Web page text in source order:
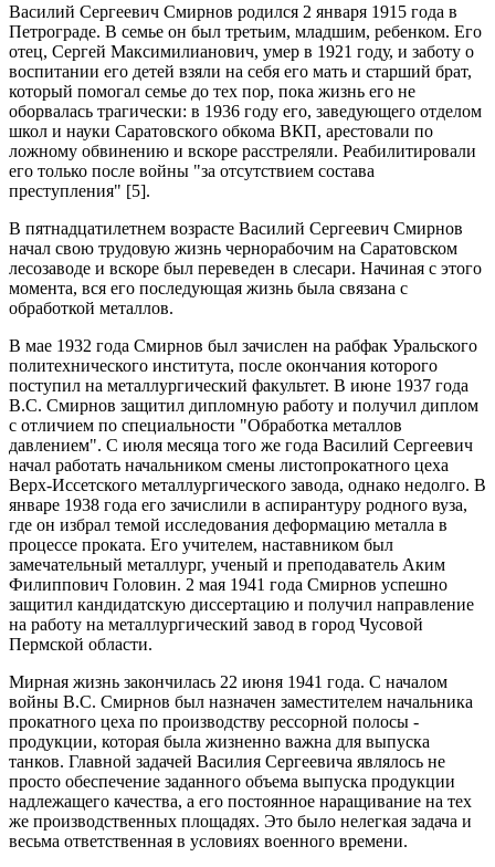
Василий Сергеевич Смирнов родился 2 января 1915 года в
Петрограде. В семье он был третьим, младшим, ребенком. Его
отец, Сергей Максимилианович, умер в 1921 году, и заботу о
воспитании его детей взяли на себя его мать и старший брат,
который помогал семье до тех пор, пока жизнь его не
оборвалась трагически: в 1936 году его, заведующего отделом
школ и науки Саратовского обкома ВКП, арестовали по
ложному обвинению и вскоре расстреляли. Реабилитировали
его только после войны "за отсутствием состава
преступления" [5].
В пятнадцатилетнем возрасте Василий Сергеевич Смирнов
начал свою трудовую жизнь чернорабочим на Саратовском
лесозаводе и вскоре был переведен в слесари. Начиная с этого
момента, вся его последующая жизнь была связана с
обработкой металлов.
В мае 1932 года Смирнов был зачислен на рабфак Уральского
политехнического института, после окончания которого
поступил на металлургический факультет. В июне 1937 года
В.С. Смирнов защитил дипломную работу и получил диплом
с отличием по специальности "Обработка металлов
давлением". С июля месяца того же года Василий Сергеевич
начал работать начальником смены листопрокатного цеха
Верх-Иссетского металлургического завода, однако недолго. В
январе 1938 года его зачислили в аспирантуру родного вуза,
где он избрал темой исследования деформацию металла в
процессе проката. Его учителем, наставником был
замечательный металлург, ученый и преподаватель Аким
Филиппович Головин. 2 мая 1941 года Смирнов успешно
защитил кандидатскую диссертацию и получил направление
на работу на металлургический завод в город Чусовой
Пермской области.
Мирная жизнь закончилась 22 июня 1941 года. С началом
войны В.С. Смирнов был назначен заместителем начальника
прокатного цеха по производству рессорной полосы -
продукции, которая была жизненно важна для выпуска
танков. Главной задачей Василия Сергеевича являлось не
просто обеспечение заданного объема выпуска продукции
надлежащего качества, а его постоянное наращивание на тех
же производственных площадях. Это было нелегкая задача и
весьма ответственная в условиях военного времени.